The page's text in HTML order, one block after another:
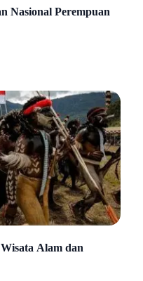
Nasional Perempuan
Alam dan